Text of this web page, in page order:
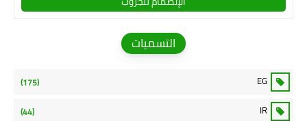
التسميات
EG
(175)
IR
(44)